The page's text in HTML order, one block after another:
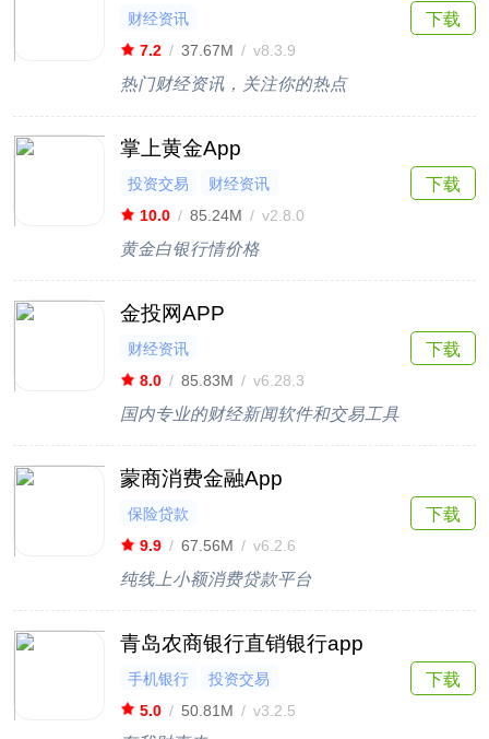
财经资讯
7.2 / 37.67M / v8.3.9
热门财经资讯，关注你的热点
下载
掌上黄金App
投资交易
财经资讯
10.0 / 85.24M / v2.8.0
黄金白银行情价格
下载
金投网APP
财经资讯
8.0 / 85.83M / v6.28.3
国内专业的财经新闻软件和交易工具
下载
蒙商消费金融App
保险贷款
9.9 / 67.56M / v6.2.6
纯线上小额消费贷款平台
下载
青岛农商银行直销银行app
手机银行
投资交易
5.0 / 50.81M / v3.2.5
下载